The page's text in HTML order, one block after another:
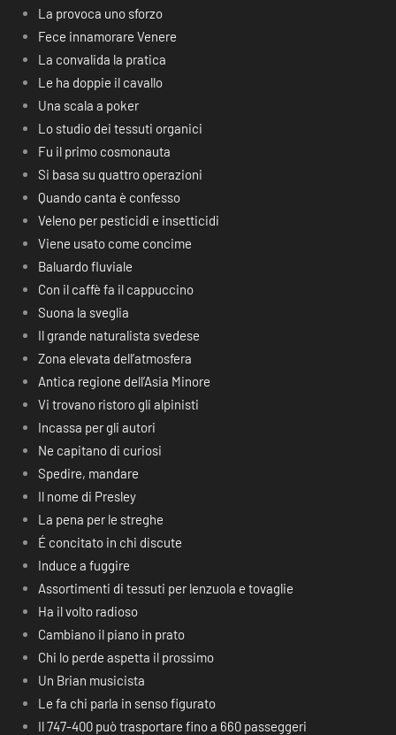
La provoca uno sforzo
Fece innamorare Venere
La convalida la pratica
Le ha doppie il cavallo
Una scala a poker
Lo studio dei tessuti organici
Fu il primo cosmonauta
Si basa su quattro operazioni
Quando canta è confesso
Veleno per pesticidi e insetticidi
Viene usato come concime
Baluardo fluviale
Con il caffè fa il cappuccino
Suona la sveglia
Il grande naturalista svedese
Zona elevata dell’atmosfera
Antica regione dell’Asia Minore
Vi trovano ristoro gli alpinisti
Incassa per gli autori
Ne capitano di curiosi
Spedire, mandare
Il nome di Presley
La pena per le streghe
É concitato in chi discute
Induce a fuggire
Assortimenti di tessuti per lenzuola e tovaglie
Ha il volto radioso
Cambiano il piano in prato
Chi lo perde aspetta il prossimo
Un Brian musicista
Le fa chi parla in senso figurato
Il 747-400 può trasportare fino a 660 passeggeri